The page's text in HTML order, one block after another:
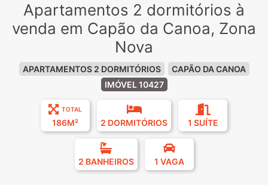
Apartamentos 2 dormitórios à
venda em Capão da Canoa, Zona
Nova
APARTAMENTOS 2 DORMITÓRIOS
CAPÃO DA CANOA
IMÓVEL 10427
TOTAL
186M² 2 DORMITÓRIOS 1 SUÍTE
2 BANHEIROS 1 VAGA